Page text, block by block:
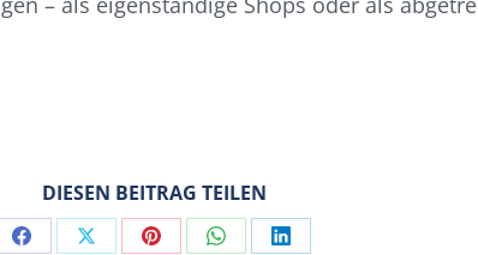
DIESEN BEITRAG TEILEN